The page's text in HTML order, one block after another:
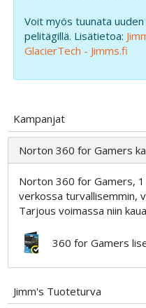
Voit myös tuunata
pelitägillä. Lisätietoa:
GlacierTech - Jimms.fi
Kampanjat
Norton 360 for Gamers
Norton 360 for Gamers,
verkossa turvallisemmin,
Tarjous voimassa niin
360 for Gamers
Jimm's Tuoteturva